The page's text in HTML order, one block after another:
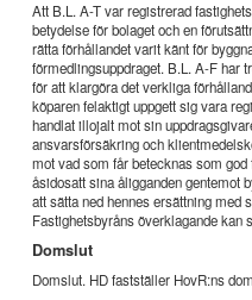
Att B.L. A-T var registrerad
betydelse för bolaget och en
rätta förhållandet varit känt för
förmedlingsuppdraget. B.L. A-F har
för att klargöra det verkliga
köparen felaktigt uppgett sig vara
handlat illojalt mot sin
ansvarsförsäkring och
mot vad som får betecknas som
åsidosatt sina åligganden gentemot
att sätta ned hennes ersättning med
Fastighetsbyråns överklagande kan
Domslut
Domslut. HD fastställer HovR:ns